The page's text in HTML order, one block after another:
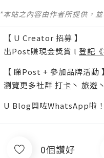
*本站之內容由作者所提供，
【 U Creator 招募 】
出Post賺現金獎賞 l 登記
【 睇Post + 參加品牌活動 】
瀏覽更多社群 打卡 丶 旅遊 丶
U Blog開咗WhatsApp啦
0個讚好